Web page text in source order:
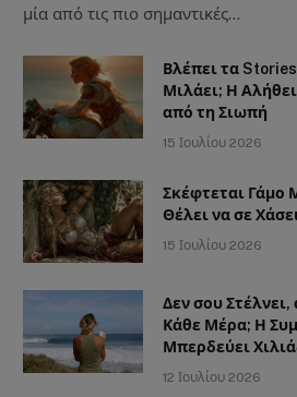
μία από τις πιο σημαντικές…
Βλέπει τα
Μιλάει; Η
από τη Σιωπή
15 Ιουλίου 2026
Σκέφτεται Γάμο
Θέλει να σε
15 Ιουλίου 2026
Δεν σου
Κάθε Μέρα; Η
Μπερδεύει
12 Ιουλίου 2026